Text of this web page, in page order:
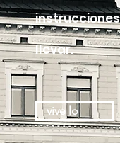
llevar.
vive lo